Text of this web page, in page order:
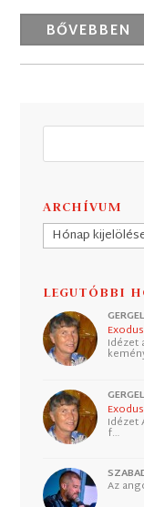
BŐVEBBEN
ARCHÍVUM
Archívum
LEGUTÓBBI
Idézet
Idézet
f…
Az